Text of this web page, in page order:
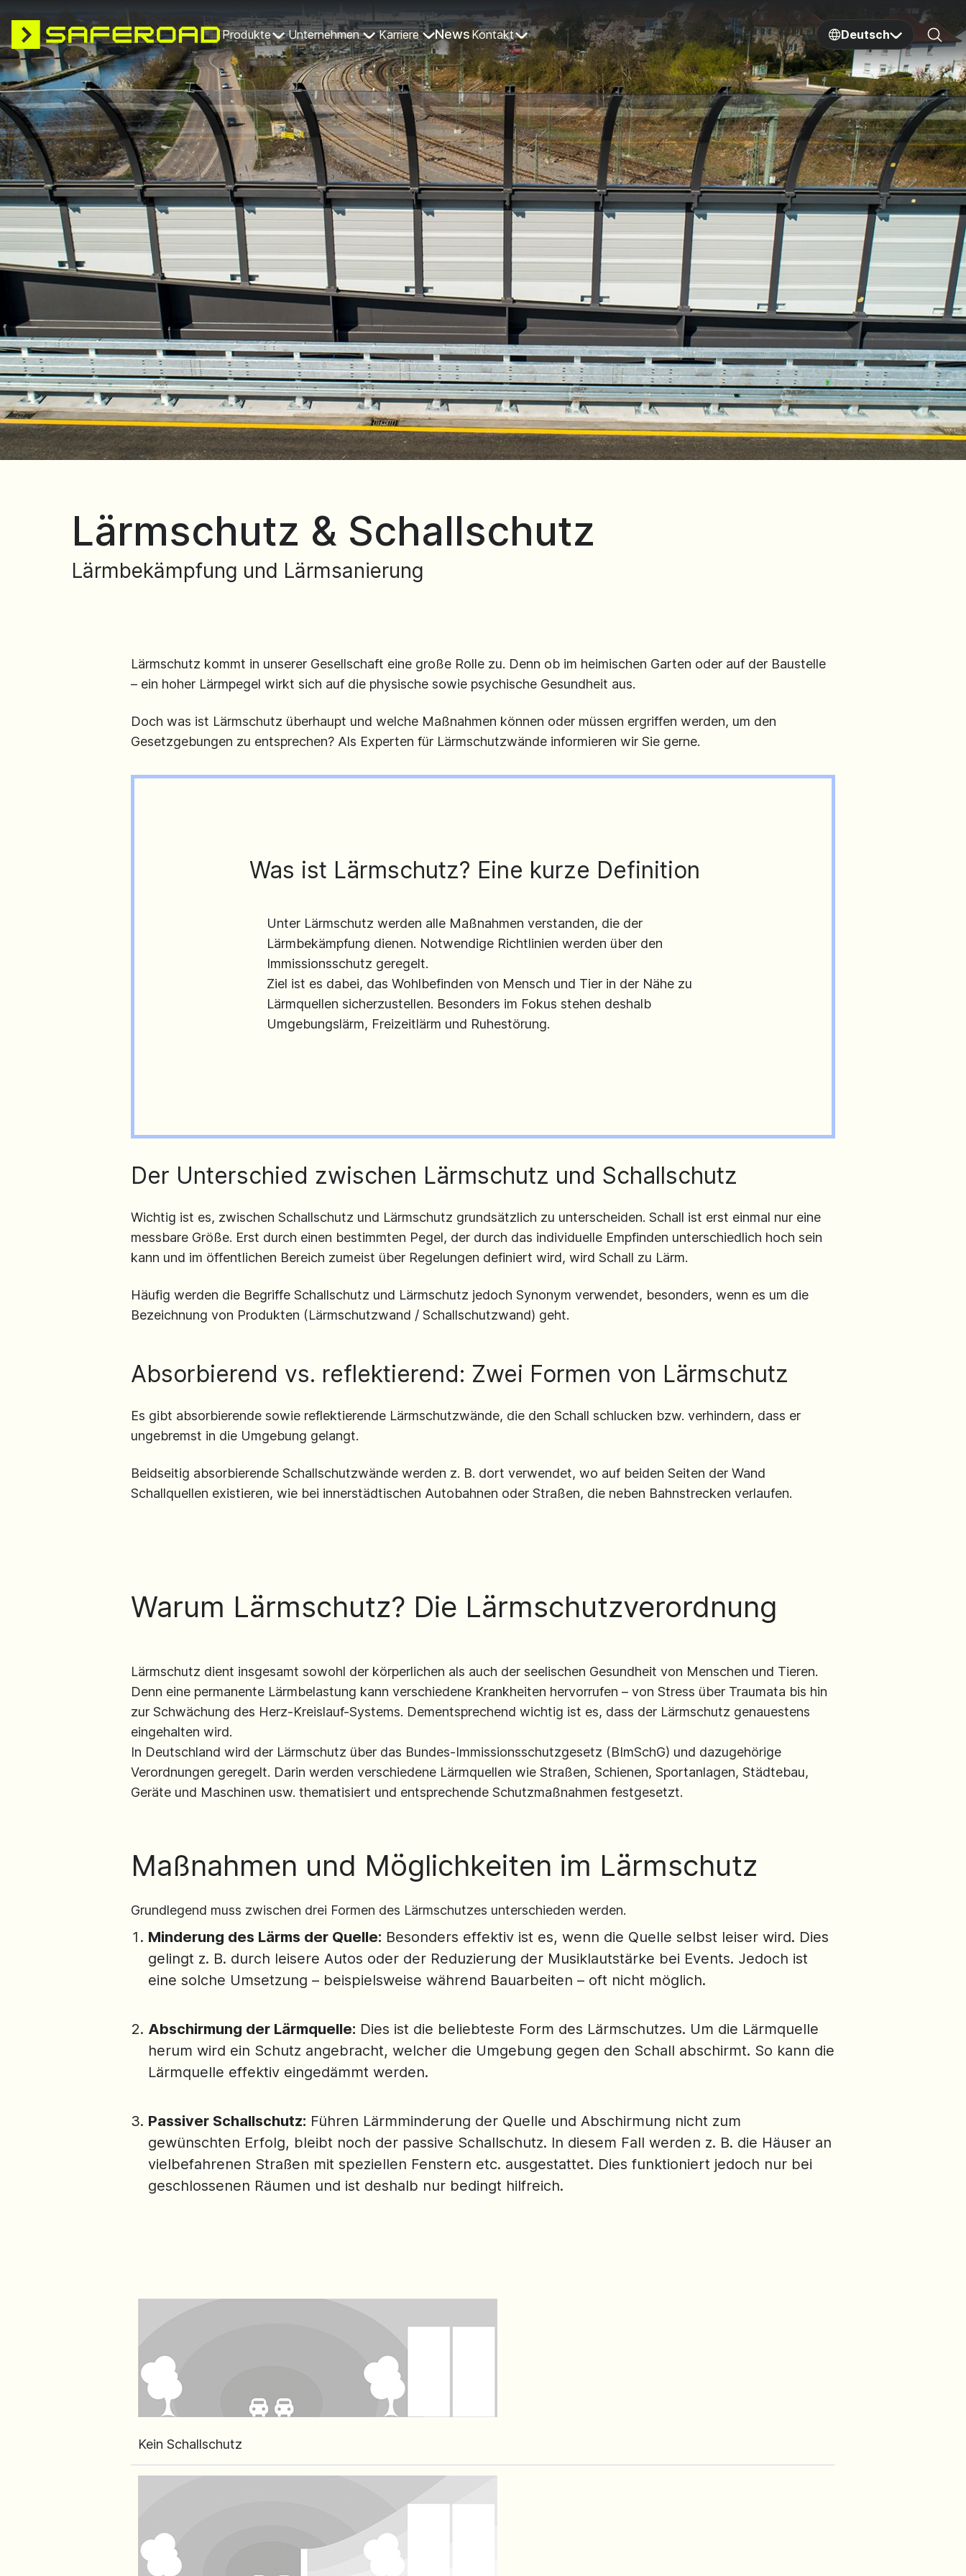
Produkte Unternehmen Karriere NewsKontakt Deutsch
Lärmschutz & Schallschutz
Lärmbekämpfung und Lärmsanierung
Lärmschutz kommt in unserer Gesellschaft eine große Rolle zu. Denn ob im heimischen Garten oder auf der Baustelle
– ein hoher Lärmpegel wirkt sich auf die physische sowie psychische Gesundheit aus.
Doch was ist Lärmschutz überhaupt und welche Maßnahmen können oder müssen ergriffen werden, um den
Gesetzgebungen zu entsprechen? Als Experten für Lärmschutzwände informieren wir Sie gerne.
Was ist Lärmschutz? Eine kurze Definition
Unter Lärmschutz werden alle Maßnahmen verstanden, die der
Lärmbekämpfung dienen. Notwendige Richtlinien werden über den
Immissionsschutz geregelt.
Ziel ist es dabei, das Wohlbefinden von Mensch und Tier in der Nähe zu
Lärmquellen sicherzustellen. Besonders im Fokus stehen deshalb
Umgebungslärm, Freizeitlärm und Ruhestörung.
Der Unterschied zwischen Lärmschutz und Schallschutz
Wichtig ist es, zwischen Schallschutz und Lärmschutz grundsätzlich zu unterscheiden. Schall ist erst einmal nur eine
messbare Größe. Erst durch einen bestimmten Pegel, der durch das individuelle Empfinden unterschiedlich hoch sein
kann und im öffentlichen Bereich zumeist über Regelungen definiert wird, wird Schall zu Lärm.
Häufig werden die Begriffe Schallschutz und Lärmschutz jedoch Synonym verwendet, besonders, wenn es um die
Bezeichnung von Produkten (Lärmschutzwand / Schallschutzwand) geht.
Absorbierend vs. reflektierend: Zwei Formen von Lärmschutz
Es gibt absorbierende sowie reflektierende Lärmschutzwände, die den Schall schlucken bzw. verhindern, dass er
ungebremst in die Umgebung gelangt.
Beidseitig absorbierende Schallschutzwände werden z. B. dort verwendet, wo auf beiden Seiten der Wand
Schallquellen existieren, wie bei innerstädtischen Autobahnen oder Straßen, die neben Bahnstrecken verlaufen.
Warum Lärmschutz? Die Lärmschutzverordnung
Lärmschutz dient insgesamt sowohl der körperlichen als auch der seelischen Gesundheit von Menschen und Tieren.
Denn eine permanente Lärmbelastung kann verschiedene Krankheiten hervorrufen – von Stress über Traumata bis hin
zur Schwächung des Herz-Kreislauf-Systems. Dementsprechend wichtig ist es, dass der Lärmschutz genauestens
eingehalten wird.
In Deutschland wird der Lärmschutz über das Bundes-Immissionsschutzgesetz (BImSchG) und dazugehörige
Verordnungen geregelt. Darin werden verschiedene Lärmquellen wie Straßen, Schienen, Sportanlagen, Städtebau,
Geräte und Maschinen usw. thematisiert und entsprechende Schutzmaßnahmen festgesetzt.
Maßnahmen und Möglichkeiten im Lärmschutz
Grundlegend muss zwischen drei Formen des Lärmschutzes unterschieden werden.
Minderung des Lärms der Quelle: Besonders effektiv ist es, wenn die Quelle selbst leiser wird. Dies
gelingt z. B. durch leisere Autos oder der Reduzierung der Musiklautstärke bei Events. Jedoch ist
eine solche Umsetzung – beispielsweise während Bauarbeiten – oft nicht möglich.
Abschirmung der Lärmquelle: Dies ist die beliebteste Form des Lärmschutzes. Um die Lärmquelle
herum wird ein Schutz angebracht, welcher die Umgebung gegen den Schall abschirmt. So kann die
Lärmquelle effektiv eingedämmt werden.
Passiver Schallschutz: Führen Lärmminderung der Quelle und Abschirmung nicht zum
gewünschten Erfolg, bleibt noch der passive Schallschutz. In diesem Fall werden z. B. die Häuser an
vielbefahrenen Straßen mit speziellen Fenstern etc. ausgestattet. Dies funktioniert jedoch nur bei
geschlossenen Räumen und ist deshalb nur bedingt hilfreich.
Kein Schallschutz